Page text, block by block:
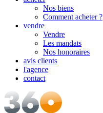
Nos biens
Comment acheter ?
vendre
Vendre
Les mandats
Nos honoraires
avis clients
l'agence
contact